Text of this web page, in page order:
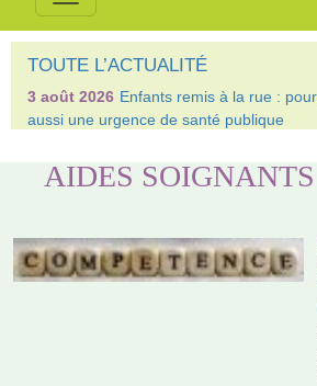
TOUTE L’ACTUALITÉ
3 août 2026 Enfants remis à la rue :
aussi une urgence de santé publique
AIDES SOIGNANTS